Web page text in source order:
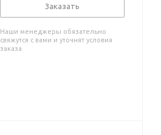
Заказать
Наши менеджеры обязательно
свяжутся с вами и уточнят условия
заказа